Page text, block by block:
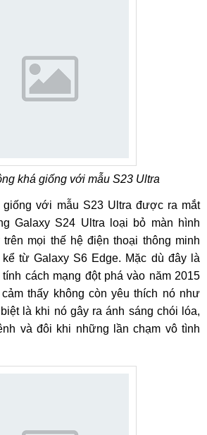
khá giống với mẫu S23 Ultra
giống với mẫu S23 Ultra được ra mắt
Galaxy S24 Ultra loại bỏ màn hình
mọi thế hệ điện thoại thông minh
từ Galaxy S6 Edge. Mặc dù đây là
cách mạng đột phá vào năm 2015
thấy không còn yêu thích nó như
là khi nó gây ra ánh sáng chói lóa,
và đôi khi những lần chạm vô tình